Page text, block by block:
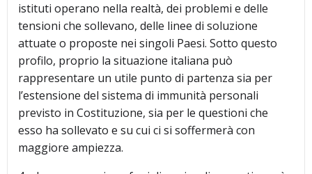
istituti operano nella realtà, dei problemi e delle
tensioni che sollevano, delle linee di soluzione
attuate o proposte nei singoli Paesi. Sotto questo
profilo, proprio la situazione italiana può
rappresentare un utile punto di partenza sia per
l’estensione del sistema di immunità personali
previsto in Costituzione, sia per le questioni che
esso ha sollevato e su cui ci si soffermerà con
maggiore ampiezza.